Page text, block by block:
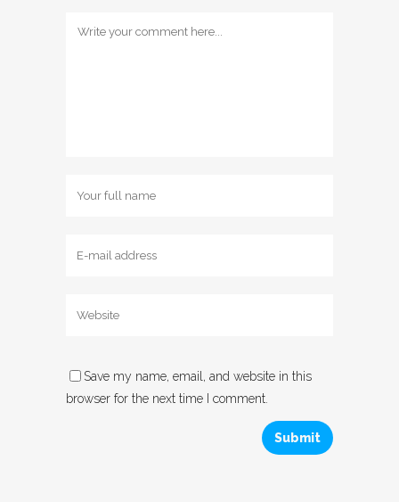
Save my name, email, and website in this
browser for the next time I comment.